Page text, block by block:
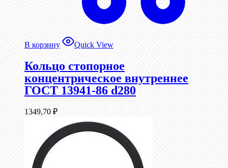
В корзину Quick View
Кольцо стопорное
концентрическое внутреннее
ГОСТ 13941-86 d280
1349,70 ₽